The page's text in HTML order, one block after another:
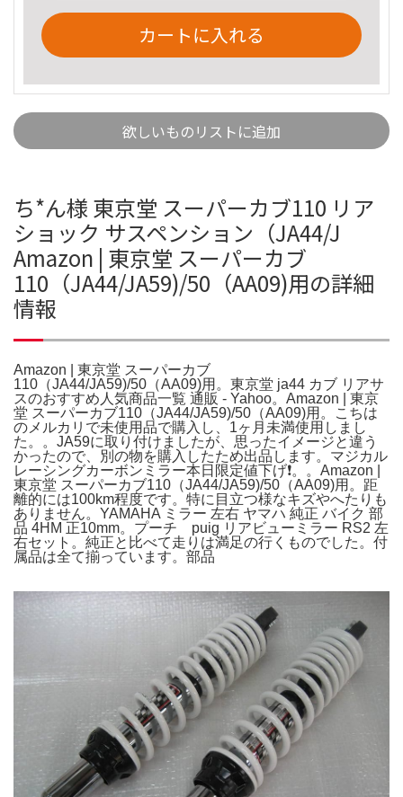
カートに入れる
欲しいものリストに追加
ち*ん様 東京堂 スーパーカブ110 リア
ショック サスペンション（JA44/J
Amazon | 東京堂 スーパーカブ
110（JA44/JA59)/50（AA09)用の詳細
情報
Amazon | 東京堂 スーパーカブ
110（JA44/JA59)/50（AA09)用。東京堂 ja44 カブ リアサ
スのおすすめ人気商品一覧 通販 - Yahoo。Amazon | 東京
堂 スーパーカブ110（JA44/JA59)/50（AA09)用。こちは
のメルカリで未使用品で購入し、1ヶ月未満使用しまし
た。。JA59に取り付けましたが、思ったイメージと違う
かったので、別の物を購入したため出品します。マジカル
レーシングカーボンミラー本日限定値下げ❗️。。Amazon |
東京堂 スーパーカブ110（JA44/JA59)/50（AA09)用。距
離的には100km程度です。特に目立つ様なキズやへたりも
ありません。YAMAHA ミラー 左右 ヤマハ 純正 バイク 部
品 4HM 正10mm。プーチ puig リアビューミラー RS2 左
右セット。純正と比べて走りは満足の行くものでした。付
属品は全て揃っています。部品